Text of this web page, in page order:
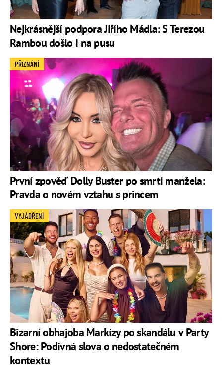
Nejkrásnější podpora Jiřího Mádla: S Terezou
Rambou došlo i na pusu
První zpověď Dolly Buster po smrti manžela:
Pravda o novém vztahu s princem
PŘIZNÁNÍ
Bizarní obhajoba Markízy po skandálu v Party
Shore: Podivná slova o nedostatečném
kontextu
VYJÁDŘENÍ